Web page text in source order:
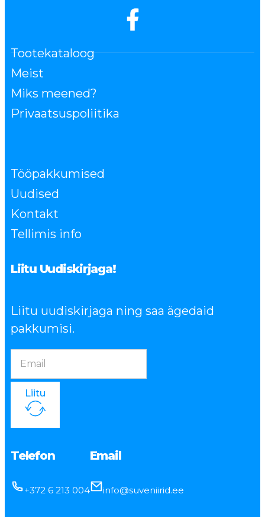
Tootekataloog
Meist
Miks meened?
Privaatsuspoliitika
Tööpakkumised
Uudised
Kontakt
Tellimis info
Liitu Uudiskirjaga!
Liitu uudiskirjaga ning saa ägedaid
pakkumisi.
Liitu
Telefon
+372 6 213 004
Email
info@suveniirid.ee